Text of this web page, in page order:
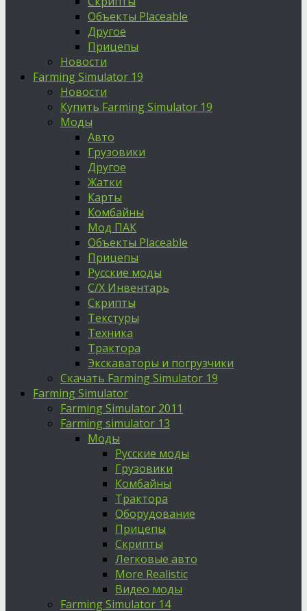
Объекты Placeable
Другое
Прицепы
Новости
Farming Simulator 19
Новости
Купить Farming Simulator 19
Моды
Авто
Грузовики
Другое
Жатки
Карты
Комбайны
Мод ПАК
Объекты Placeable
Прицепы
Русские моды
С/Х Инвентарь
Скрипты
Текстуры
Техника
Трактора
Экскаваторы и погрузчики
Скачать Farming Simulator 19
Farming Simulator
Farming Simulator 2011
Farming simulator 13
Моды
Русские моды
Грузовики
Комбайны
Трактора
Оборудование
Прицепы
Скрипты
Легковые авто
More Realistic
Видео моды
Farming Simulator 14